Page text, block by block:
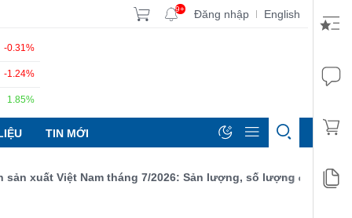
9+ Đăng nhập | English
-0.31%
-1.24%
1.85%
TIN MỚI
Việt Nam tháng 7/2026: Sản lượng, số lượng đơn đặt hàng